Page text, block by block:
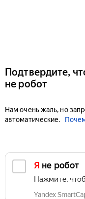
Подтвердите,
не робот
Нам очень жаль, но
автоматические.
Я не робот
Нажмите,
Yandex